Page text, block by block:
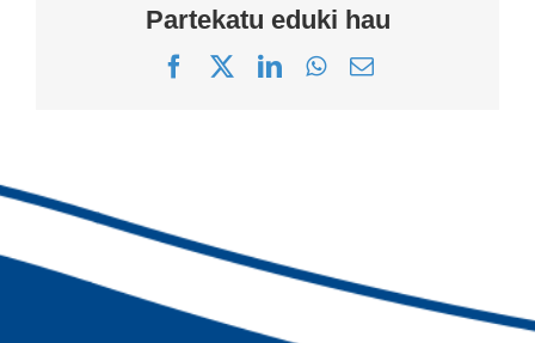
Partekatu eduki hau
Facebook
X LinkedInWhatsApp
Correo